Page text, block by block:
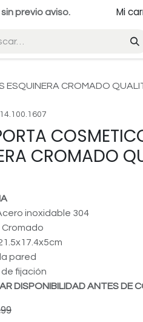
previo aviso. Mi
ESQUINERA CROMADO
CROMADO
inoxidable 304
pared
fijación
DISPONIBILIDAD ANTES DE